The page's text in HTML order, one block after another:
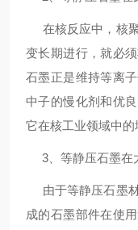
在核反应中，核聚
变长期进行，就必
石墨正是维持等离
中子的慢化剂和优
它在核工业领域中的
3、等静压石墨在
由于等静压石墨材
成的石墨部件在使